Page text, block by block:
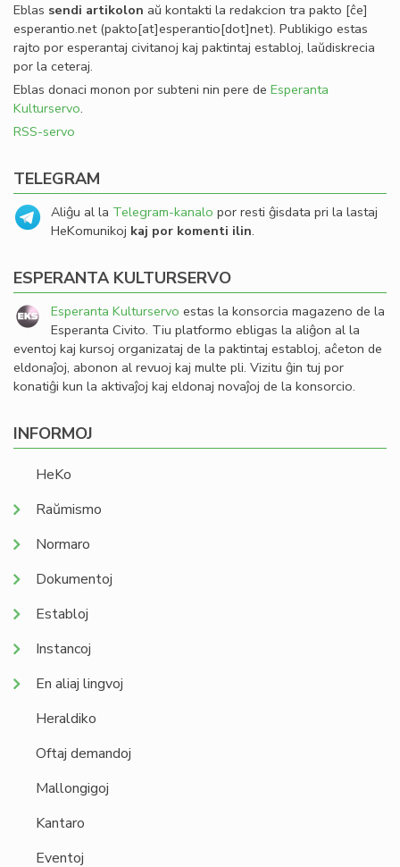
Eblas sendi artikolon aŭ kontakti la redakcion tra pakto [ĉe]
esperantio.net(pakto[at]esperantio[dot]net). Publikigo estas
rajto por esperantaj civitanoj kaj paktintaj establoj, laŭdiskrecia
por la ceteraj.
Eblas donaci monon por subteni nin pere de Esperanta
Kulturservo.
RSS-servo
TELEGRAM
Aliĝu al la Telegram-kanalo por resti ĝisdata pri la lastaj
HeKomunikoj kaj por komenti ilin.
ESPERANTA KULTURSERVO
Esperanta Kulturservo estas la konsorcia magazeno de la
Esperanta Civito. Tiu platformo ebligas la aliĝon al la
eventoj kaj kursoj organizataj de la paktintaj establoj, aĉeton de
eldonaĵoj, abonon al revuoj kaj multe pli. Vizitu ĝin tuj por
konatiĝi kun la aktivaĵoj kaj eldonaj novaĵoj de la konsorcio.
INFORMOJ
HeKo
Raŭmismo
Normaro
Dokumentoj
Establoj
Instancoj
En aliaj lingvoj
Heraldiko
Oftaj demandoj
Mallongigoj
Kantaro
Eventoj